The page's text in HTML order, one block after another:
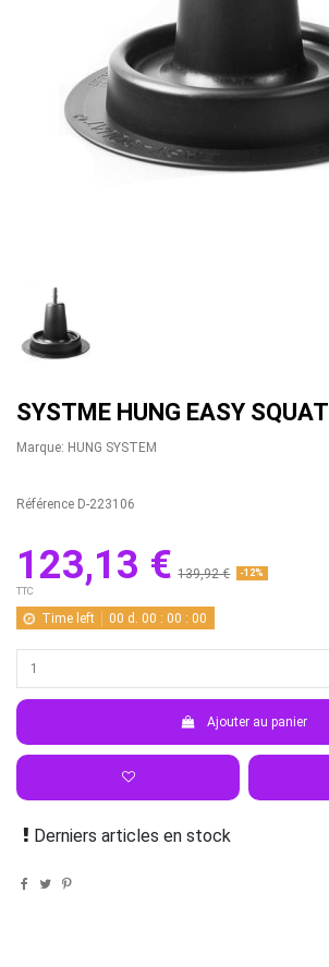
SYSTME HUNG EASY SQUAT
Marque: HUNG SYSTEM
Référence D-223106
123,13 € 139,92 € -12%
TTC
Time left 00 d. 00 :00 :00
Ajouter au panier
Derniers articles en stock